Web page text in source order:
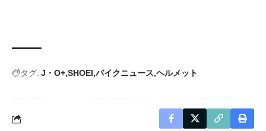
タグ: J・O+ SHOEI バイクニュース ヘルメット